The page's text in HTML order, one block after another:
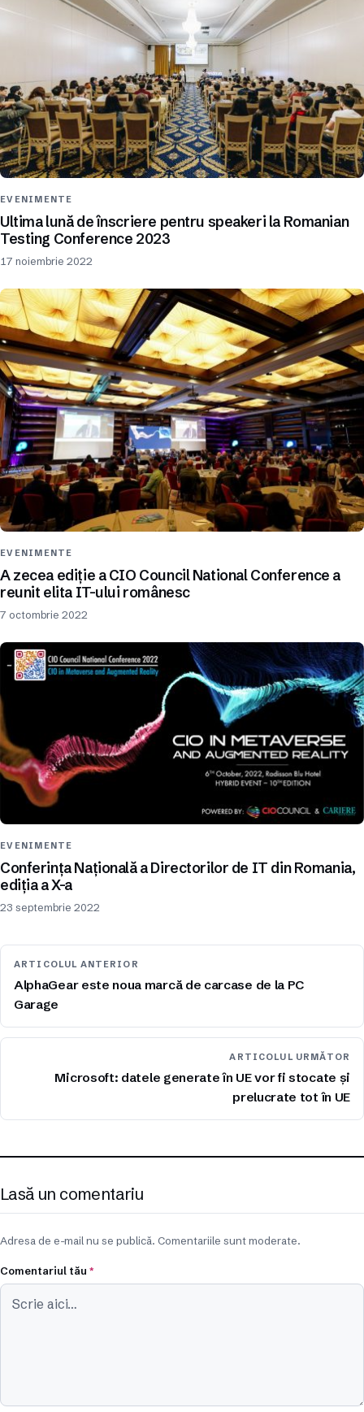
EVENIMENTE
Ultima lună de înscriere pentru speakeri la Romanian
Testing Conference 2023
17 noiembrie 2022
EVENIMENTE
A zecea ediție a CIO Council National Conference a
reunit elita IT-ului românesc
7 octombrie 2022
EVENIMENTE
Conferința Națională a Directorilor de IT din Romania,
ediția a X-a
23 septembrie 2022
ARTICOLUL ANTERIOR
AlphaGear este noua marcă de carcase de la PC
Garage
ARTICOLUL URMĂTOR
Microsoft: datele generate în UE vor fi stocate și
prelucrate tot în UE
Lasă un comentariu
Adresa de e-mail nu se publică. Comentariile sunt moderate.
Comentariul tău *